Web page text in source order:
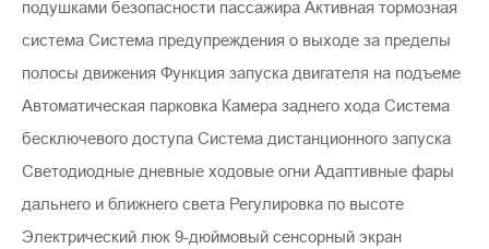
подушками безопасности пассажира Активная тормозная
система Система предупреждения о выходе за пределы
полосы движения Функция запуска двигателя на подъеме
Автоматическая парковка Камера заднего хода Система
бесключевого доступа Система дистанционного запуска
Светодиодные дневные ходовые огни Адаптивные фары
дальнего и ближнего света Регулировка по высоте
Электрический люк 9-дюймовый сенсорный экран